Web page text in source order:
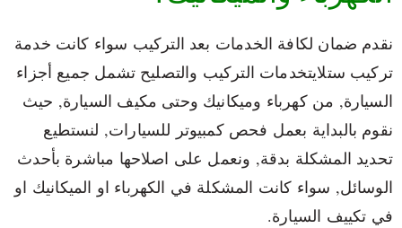
نقدم ضمان لكافة الخدمات بعد التركيب سواء كانت خدمة
تركيب ستلايتخدمات التركيب والتصليح تشمل جميع أجزاء
السيارة, من كهرباء وميكانيك وحتى مكيف السيارة, حيث
نقوم بالبداية بعمل فحص كمبيوتر للسيارات, لنستطيع
تحديد المشكلة بدقة, ونعمل على اصلاحها مباشرة بأحدث
الوسائل, سواء كانت المشكلة في الكهرباء او الميكانيك او
في تكييف السيارة.